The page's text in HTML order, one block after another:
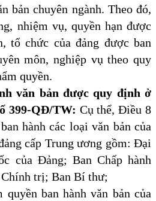
bản chuyên ngành. Theo đó,
nhiệm vụ, quyền hạn được
tổ chức của đảng được ban
môn, nghiệp vụ theo quy
quyền.
văn bản được quy định ở
399-QĐ/TW: Cụ thể, Điều 8
hành các loại văn bản của
cấp Trung ương gồm: Đại
của Đảng; Ban Chấp hành
trị; Ban Bí thư;
ban hành văn bản của